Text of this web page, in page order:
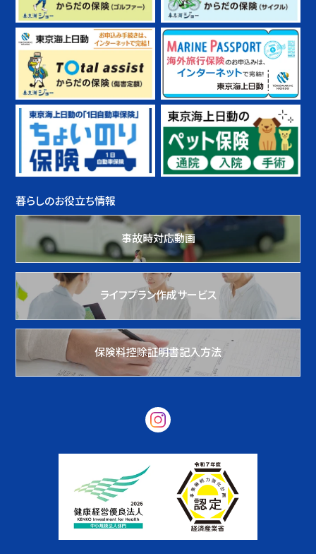
暮らしのお役立ち情報
事故時対応動画
ライフプラン作成サービス
保険料控除証明書記入方法